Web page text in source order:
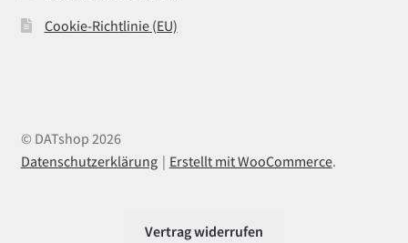
Cookie-Richtlinie (EU)
© DATshop 2026
Datenschutzerklärung
Erstellt mit WooCommerce.
Vertrag widerrufen